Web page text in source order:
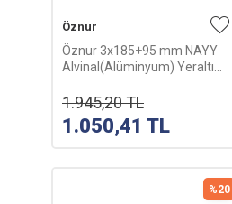
Öznur
Öznur 3x185+95 mm NAYY
Alvinal(Alüminyum) Yeraltı
1.945,20TL
1.050,41 TL
%20